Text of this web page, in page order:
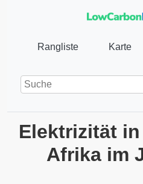
Rangliste Karte
Elektrizität
Afrika im